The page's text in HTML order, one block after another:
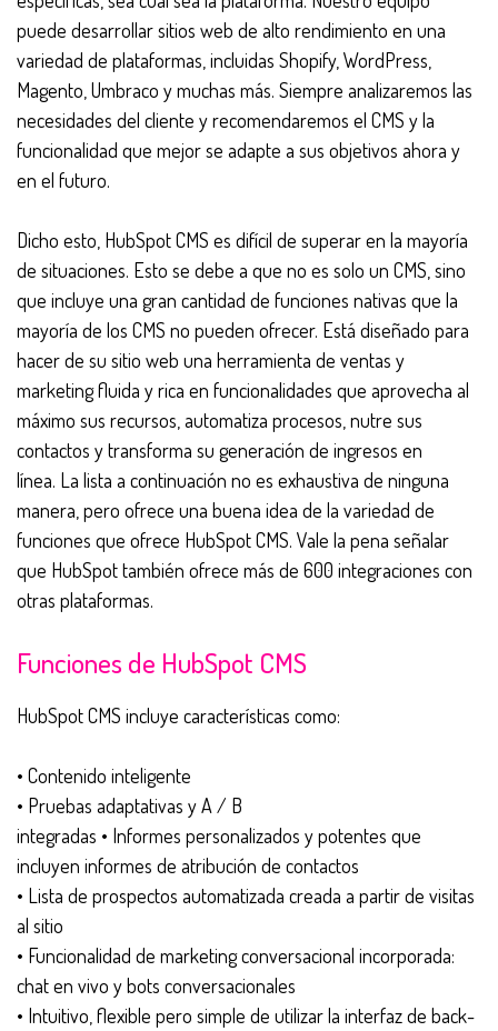
puede desarrollar sitios web de alto rendimiento en una
variedad de plataformas, incluidas Shopify, WordPress,
Magento, Umbraco y muchas más. Siempre analizaremos las
necesidades del cliente y recomendaremos el CMS y la
funcionalidad que mejor se adapte a sus objetivos ahora y
en el futuro.
Dicho esto, HubSpot CMS es difícil de superar en la mayoría
de situaciones. Esto se debe a que no es solo un CMS, sino
que incluye una gran cantidad de funciones nativas que la
mayoría de los CMS no pueden ofrecer. Está diseñado para
hacer de su sitio web una herramienta de ventas y
marketing fluida y rica en funcionalidades que aprovecha al
máximo sus recursos, automatiza procesos, nutre sus
contactos y transforma su generación de ingresos en
línea. La lista a continuación no es exhaustiva de ninguna
manera, pero ofrece una buena idea de la variedad de
funciones que ofrece HubSpot CMS. Vale la pena señalar
que HubSpot también ofrece más de 600 integraciones con
otras plataformas.
Funciones de HubSpot CMS
HubSpot CMS incluye características como:
• Contenido inteligente
• Pruebas adaptativas y A / B
integradas • Informes personalizados y potentes que
incluyen informes de atribución de contactos
• Lista de prospectos automatizada creada a partir de visitas
al sitio
• Funcionalidad de marketing conversacional incorporada:
chat en vivo y bots conversacionales
• Intuitivo, flexible pero simple de utilizar la interfaz de back-